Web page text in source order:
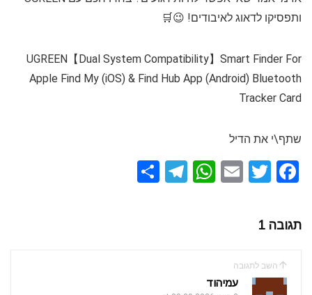
ותפסיקו לדאוג לאיבודים! 😉🛒
UGREEN【Dual System Compatibility】Smart Finder For
Apple Find My (iOS) & Find Hub App (Android) Bluetooth
Tracker Card
שתף\י את הדיל
F
ce
b
o
o
T
E
W
T
תגובה 1
השב לתגובה
עמיהוד